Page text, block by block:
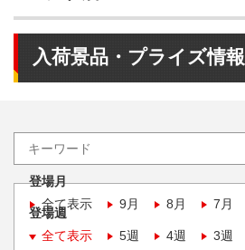
入荷景品・プライズ情報
登場月
全て表示
9月 8月 7月
登場週
全て表示
5週 4週 3週